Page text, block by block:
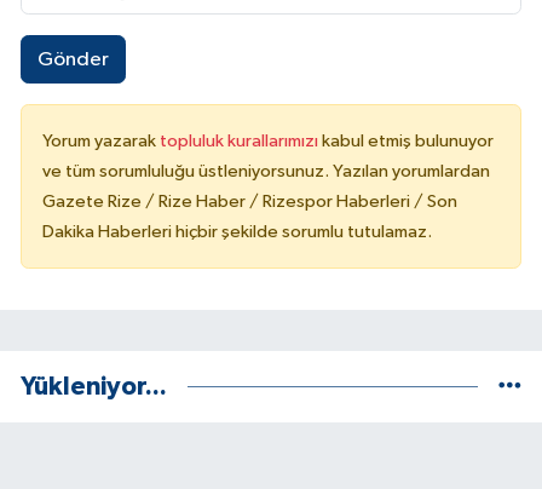
Gönder
Yorum yazarak topluluk kurallarımızı kabul etmiş bulunuyor
ve tüm sorumluluğu üstleniyorsunuz. Yazılan yorumlardan
Gazete Rize / Rize Haber / Rizespor Haberleri / Son
Dakika Haberleri hiçbir şekilde sorumlu tutulamaz.
Yükleniyor...